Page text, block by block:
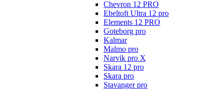
Chevron 12 PRO
Ebeltoft Ultra 12 pro
Elements 12 PRO
Goteborg pro
Kalmar
Malmo pro
Narvik pro X
Skara 12 pro
Skara pro
Stavanger pro